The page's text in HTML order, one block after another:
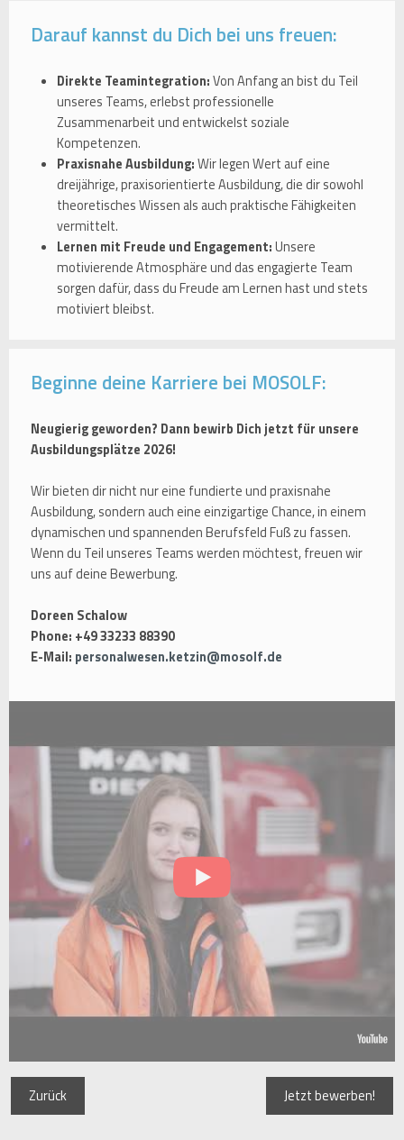
Darauf kannst du Dich bei uns freuen:
Direkte Teamintegration:Von Anfang an bist du Teil
unseres Teams, erlebst professionelle
Zusammenarbeit und entwickelst soziale
Kompetenzen.
Praxisnahe Ausbildung:Wir legen Wert auf eine
dreijährige, praxisorientierte Ausbildung, die dir sowohl
theoretisches Wissen als auch praktische Fähigkeiten
vermittelt.
Lernen mit Freude und Engagement:Unsere
motivierende Atmosphäre und das engagierte Team
sorgen dafür, dass du Freude am Lernen hast und stets
motiviert bleibst.
Beginne deine Karriere bei MOSOLF:
Neugierig geworden? Dann bewirb Dich jetzt für unsere
Ausbildungsplätze 2026!
Wir bieten dir nicht nur eine fundierte und praxisnahe
Ausbildung, sondern auch eine einzigartige Chance, in einem
dynamischen und spannenden Berufsfeld Fuß zu fassen.
Wenn du Teil unseres Teams werden möchtest, freuen wir
uns auf deine Bewerbung.
Doreen Schalow
Phone: +49 33233 88390
E-Mail: personalwesen.ketzin@mosolf.de
Zurück Jetzt bewerben!